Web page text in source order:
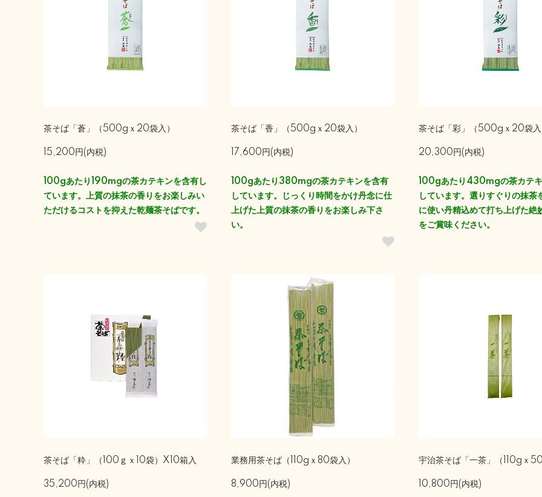
茶そば「蒼」（500gｘ20袋入）
15,200円(内税)
100gあたり190mgの茶カテキンを含有し
ています。上質の抹茶の香りをお楽しみい
ただけるコストを抑えた乾麺茶そばです。
茶そば「香」（500gｘ20袋入）
17,600円(内税)
100gあたり380mgの茶カテキンを含有
しています。じっくり時間をかけ丹念に仕
上げた上質の抹茶の香りをお楽しみ下さ
い。
茶そば「彩」（500gｘ20袋入
20,300円(内税)
100gあたり430mgの茶カテ
しています。選りすぐりの抹茶
に使い丹精込めて打ち上げた絶
をご賞味ください。
茶そば「粋」（100ｇｘ10袋）X10箱入
35,200円(内税)
業務用茶そば（110gｘ80袋入）
8,900円(内税)
宇治茶そば「一茶」（110gｘ50
10,800円(内税)